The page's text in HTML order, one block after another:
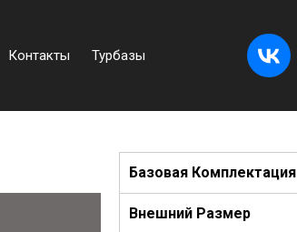
Контакты Турбазы
Базовая Комплектация
Внешний Размер